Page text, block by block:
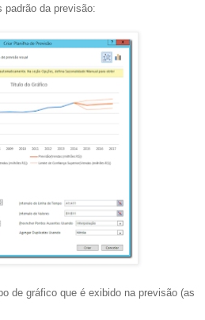
da previsão:
de gráfico que é exibido na previsão (as